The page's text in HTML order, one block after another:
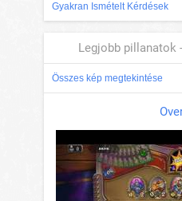
Gyakran Ismételt Kérdések
Legjobb pillanatok
Összes kép megtekintése